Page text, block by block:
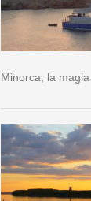
Minorca, la